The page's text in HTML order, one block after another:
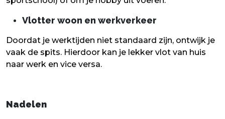
Vlotter woon en werkverkeer
Doordat je werktijden niet standaard zijn, ontwijk je
vaak de spits. Hierdoor kan je lekker vlot van huis
naar werk en vice versa.
Nadelen